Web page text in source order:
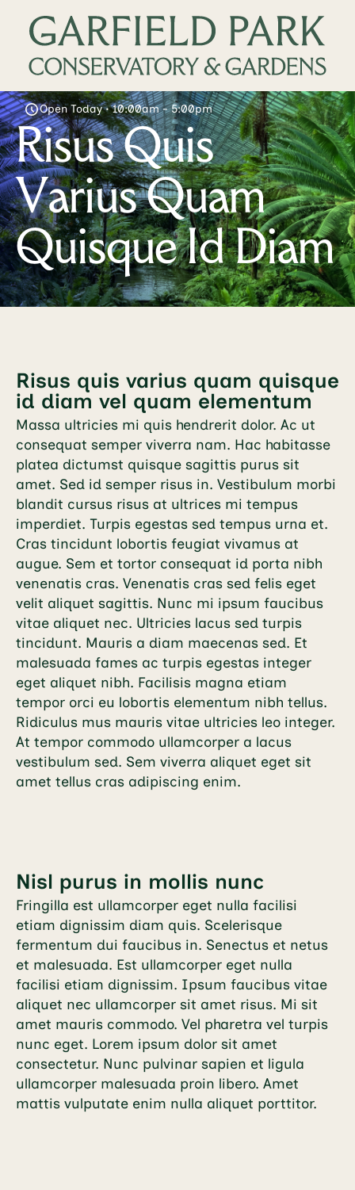
Open Today • 10:00am - 5:00pm
Risus Quis
Varius Quam
Quisque Id Diam
Risus quis varius quam quisque
id diam vel quam elementum
Massa ultricies mi quis hendrerit dolor. Ac ut
consequat semper viverra nam. Hac habitasse
platea dictumst quisque sagittis purus sit
amet. Sed id semper risus in. Vestibulum morbi
blandit cursus risus at ultrices mi tempus
imperdiet. Turpis egestas sed tempus urna et.
Cras tincidunt lobortis feugiat vivamus at
augue. Sem et tortor consequat id porta nibh
venenatis cras. Venenatis cras sed felis eget
velit aliquet sagittis. Nunc mi ipsum faucibus
vitae aliquet nec. Ultricies lacus sed turpis
tincidunt. Mauris a diam maecenas sed. Et
malesuada fames ac turpis egestas integer
eget aliquet nibh. Facilisis magna etiam
tempor orci eu lobortis elementum nibh tellus.
Ridiculus mus mauris vitae ultricies leo integer.
At tempor commodo ullamcorper a lacus
vestibulum sed. Sem viverra aliquet eget sit
amet tellus cras adipiscing enim.
Nisl purus in mollis nunc
Fringilla est ullamcorper eget nulla facilisi
etiam dignissim diam quis. Scelerisque
fermentum dui faucibus in. Senectus et netus
et malesuada. Est ullamcorper eget nulla
facilisi etiam dignissim. Ipsum faucibus vitae
aliquet nec ullamcorper sit amet risus. Mi sit
amet mauris commodo. Vel pharetra vel turpis
nunc eget. Lorem ipsum dolor sit amet
consectetur. Nunc pulvinar sapien et ligula
ullamcorper malesuada proin libero. Amet
mattis vulputate enim nulla aliquet porttitor.